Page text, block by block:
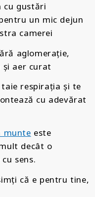
cu gustări
un mic dejun
camerei
aglomerație,
aer curat
respirația și te
cu adevărat
munte este
decât o
sens.
că e pentru tine,